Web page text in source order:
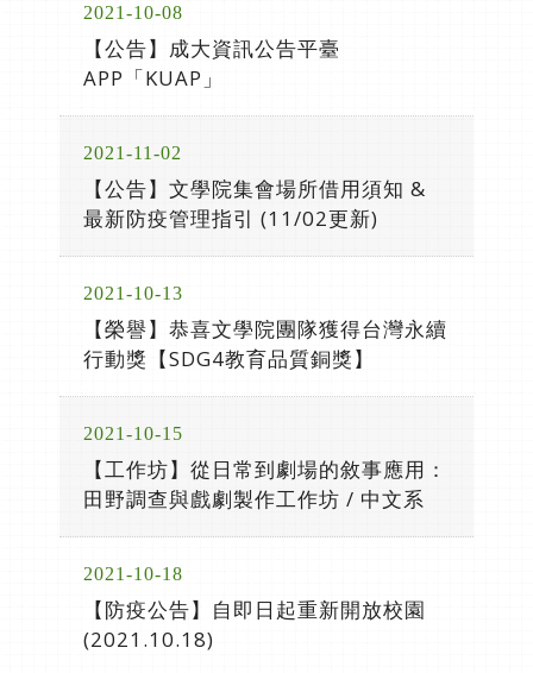
2021-10-08
【公告】成大資訊公告平臺
APP「KUAP」
2021-11-02
【公告】文學院集會場所借用須知 &
最新防疫管理指引 (11/02更新)
2021-10-13
【榮譽】恭喜文學院團隊獲得台灣永續
行動獎【SDG4教育品質銅獎】
2021-10-15
【工作坊】從日常到劇場的敘事應用：
田野調查與戲劇製作工作坊 / 中文系
2021-10-18
【防疫公告】自即日起重新開放校園
(2021.10.18)